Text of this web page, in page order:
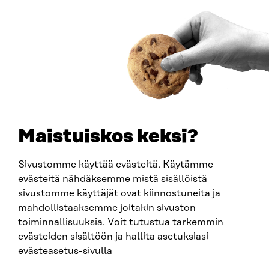
Maistuiskos keksi?
Sivustomme käyttää evästeitä. Käytämme
evästeitä nähdäksemme mistä sisällöistä
sivustomme käyttäjät ovat kiinnostuneita ja
mahdollistaaksemme joitakin sivuston
toiminnallisuuksia. Voit tutustua tarkemmin
evästeiden sisältöön ja hallita asetuksiasi
evästeasetus-sivulla
firstname.lastname@sitra.fi
SITRA ON SOCIAL MEDIA
LinkedIn
Instagram